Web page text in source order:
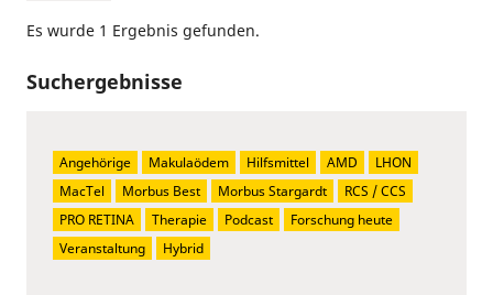
Es wurde 1 Ergebnis gefunden.
Suchergebnisse
Angehörige Makulaödem Hilfsmittel AMD
LHON
MacTel
Morbus Best Morbus Stargardt
RCS / CCS
PRO RETINA
Therapie Podcast
Forschung heute
Veranstaltung
Hybrid